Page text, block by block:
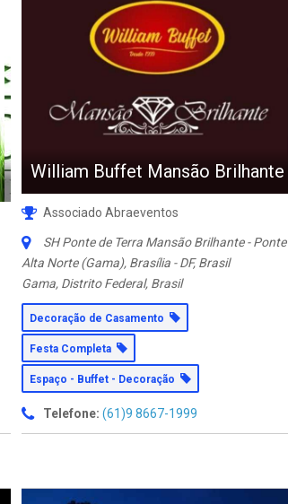
William Buffet Mansão Brilhante
Associado Abraeventos
SH Ponte de Terra Mansão Brilhante - Ponte
Alta Norte (Gama), Brasília - DF, Brasil
Gama, Distrito Federal, Brasil
Decoração de Casamento
Festa Completa
Espaço - Buffet - Decoração
Telefone: (61)9 8667-1999